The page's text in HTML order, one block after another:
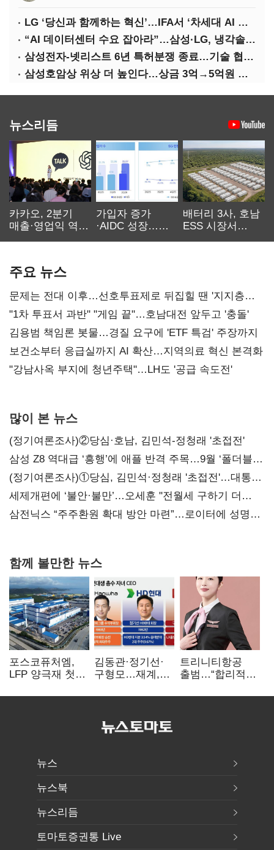
LG ‘당신과 함께하는 혁신’…IFA서 ‘차세대 AI 홈’ 비전 공개
“AI 데이터센터 수요 잡아라”…삼성·LG, 냉각솔루션 속도전
삼성전자-넷리스트 6년 특허분쟁 종료…기술 협력 확대 합의
삼성호암상 위상 더 높인다…상금 3억→5억원 증액
뉴스리듬
카카오, 2분기
매출·영업익 역대
가입자 증가
·AIDC 성장…
배터리 3사, 호남
ESS 시장서
주요 뉴스
문제는 전대 이후…선호투표제로 뒤집힐 땐 '지지층
불복'
"1차 투표서 과반" "게임 끝"…호남대전 앞두고 '충돌'
김용범 책임론 봇물…경질 요구에 'ETF 특검' 주장까지
보건소부터 응급실까지 AI 확산…지역의료 혁신 본격화
"강남사옥 부지에 청년주택"…LH도 '공급 속도전'
많이 본 뉴스
(정기여론조사)②당심·호남, 김민석-정청래 '초접전'
삼성 Z8 역대급 ‘흥행’에 애플 반격 주목…9월 ‘폴더블
대전’
(정기여론조사)①당심, 김민석·정청래 '초접전'…대통령
지지도 '50% 아래로'(종합)
세제개편에 ‘불안·불만’…오세훈 "전월세 구하기 더
힘들어질 것"
삼전닉스 “주주환원 확대 방안 마련”…로이터에 성명
함께 볼만한 뉴스
포스코퓨처엠,
LFP 양극재 첫
ESS 시장 공략
김동관·정기선·
구형모…재계,
전성시대
트리니티항공
출범…“합리적
서비스로 승부”
뉴스
뉴스북
뉴스리듬
토마토증권통 Live